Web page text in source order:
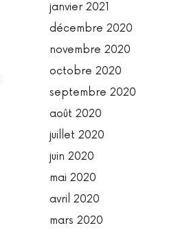
janvier 2021
décembre 2020
novembre 2020
octobre 2020
septembre 2020
août 2020
juillet 2020
juin 2020
mai 2020
avril 2020
mars 2020